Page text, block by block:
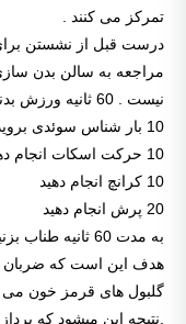
تمرکز می کنند .
درست قبل از نشستن
مراجعه به سالن بدن
نیست . 60 ثانیه ورزش بدنی کافی است . در اینجا چند ایده وجود دارد :
10 بار شناس سوئدی بروید
10 حرکت اسکات انجام دهید
10 کرانچ انجام دهید
20 پرش انجام دهید
به مدت 60 ثانیه طناب بزنید
هدف این است که ضربان
گلبول های قرمز خون می
.نتیجه این میشود که